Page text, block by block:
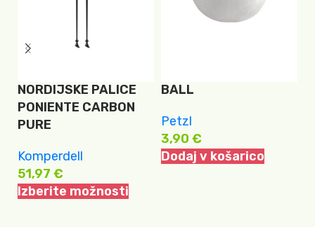
NORDIJSKE PALICE
PONIENTE CARBON
PURE
Komperdell
51,97 €
Izberite možnosti
BALL
Petzl
3,90 €
Dodaj v košarico